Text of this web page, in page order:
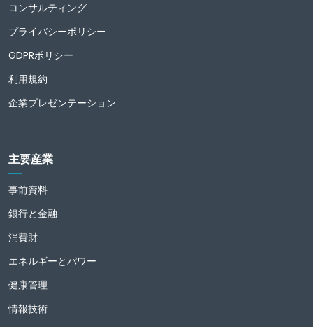
コンサルティング
プライバシーポリシー
GDPRポリシー
利用規約
企業プレゼンテーション
主要産業
事前資料
銀行と金融
消費財
エネルギーとパワー
健康管理
情報技術